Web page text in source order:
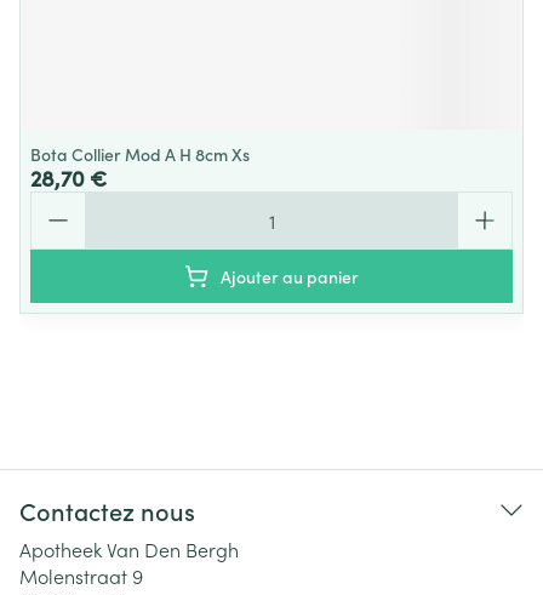
Bota Collier Mod A H 8cm Xs
28,70 €
Ajouter au panier
Contactez nous
Apotheek Van Den Bergh
Molenstraat 9